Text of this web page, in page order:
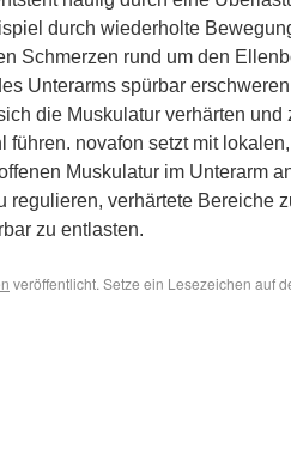
durch wiederholte
Schmerzen rund um den
Unterarms spürbar
die Muskulatur verhärten und
führen. novafon setzt mit
Muskulatur im Unterarm
regulieren, verhärtete Bereiche
zu entlasten.
veröffentlicht. Setze ein Lesezeichen auf